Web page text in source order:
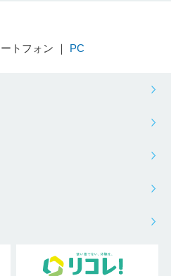
トフォン ｜ PC